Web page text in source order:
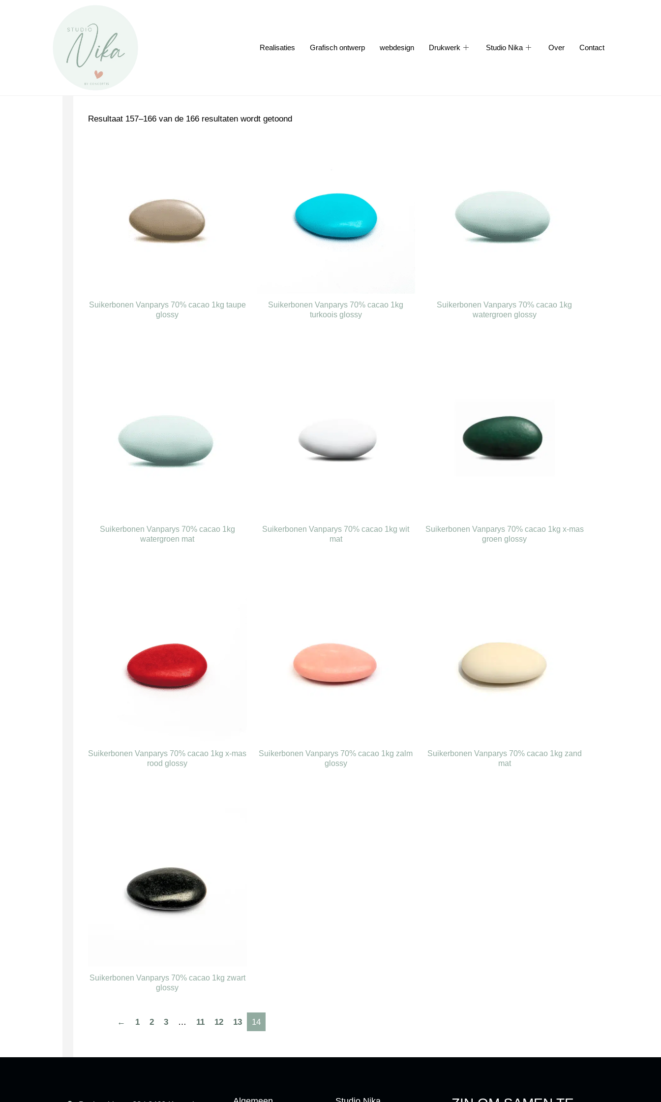
Realisaties Grafisch ontwerp webdesign Drukwerk Studio Nika Over Contact
Resultaat 157–166 van de 166 resultaten wordt getoond
Suikerbonen Vanparys 70% cacao 1kg taupe
glossy
Suikerbonen Vanparys 70% cacao 1kg
turkoois glossy
Suikerbonen Vanparys 70% cacao 1kg
watergroen glossy
Suikerbonen Vanparys 70% cacao 1kg
watergroen mat
Suikerbonen Vanparys 70% cacao 1kg wit
mat
Suikerbonen Vanparys 70% cacao 1kg x-mas
groen glossy
Suikerbonen Vanparys 70% cacao 1kg x-mas
rood glossy
Suikerbonen Vanparys 70% cacao 1kg zalm
glossy
Suikerbonen Vanparys 70% cacao 1kg zand
mat
Suikerbonen Vanparys 70% cacao 1kg zwart
glossy
← 1 2 3 … 11 12 13 14